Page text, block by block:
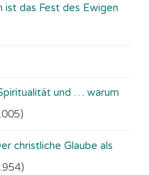
ist das Fest des Ewigen
und … warum
christliche Glaube als